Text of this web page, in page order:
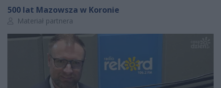
500 lat Mazowsza w Koronie
Autor artykułu:
Materiał partnera